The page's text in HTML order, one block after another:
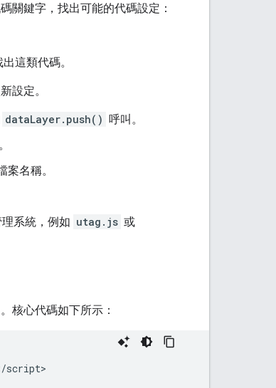
關鍵字，找出可能的代碼設定：
這類代碼。
設定。
dataLayer.push() 呼叫。
名稱。
系統，例如 utag.js 或
核心代碼如下所示：
script>